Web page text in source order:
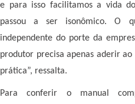
e para isso facilitamos a vida
passou a ser isonômico. O
independente do porte da
produtor precisa apenas aderir
prática”, ressalta.
Para conferir o manual